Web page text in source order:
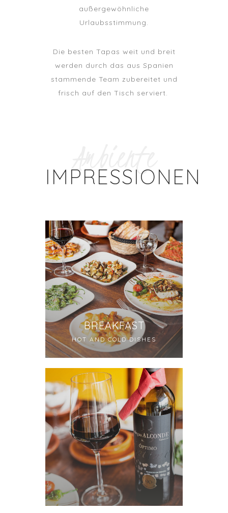
außergewöhnliche
Urlaubsstimmung.
Die besten Tapas weit und breit
werden durch das aus Spanien
stammende Team zubereitet und
frisch auf den Tisch serviert.
Ambiente
IMPRESSIONEN
BREAKFAST
HOT AND COLD DISHES